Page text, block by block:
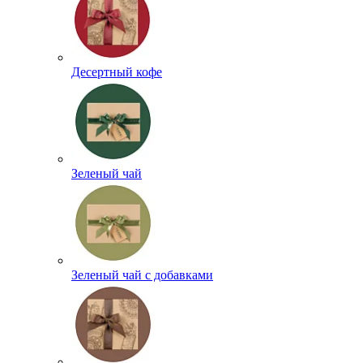
Десертный кофе
Зеленый чай
Зеленый чай с добавками